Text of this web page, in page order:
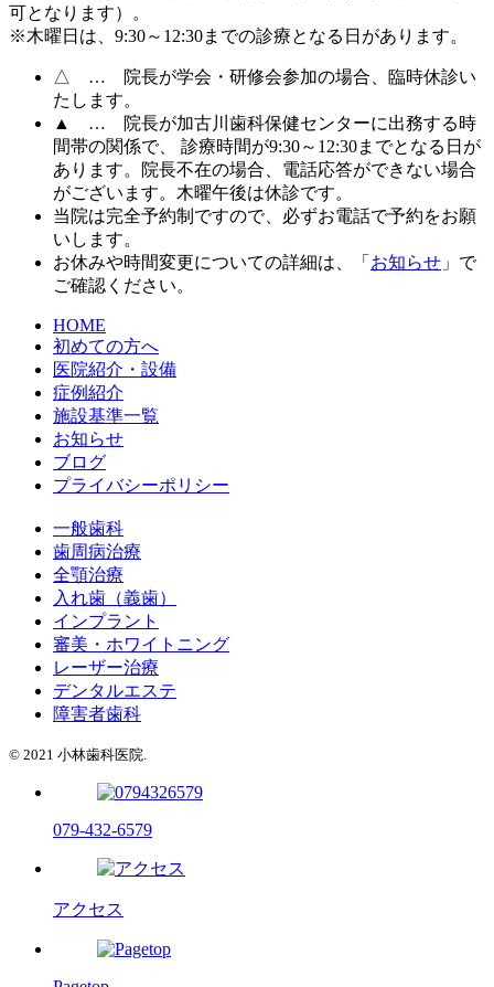
可となります）。
※木曜日は、9:30～12:30までの診療となる日があります。
△
… 院長が学会・研修会参加の場合、臨時休診い
たします。
▲
… 院長が加古川歯科保健センターに出務する時
間帯の関係で、 診療時間が9:30～12:30までとなる日が
あります。院長不在の場合、電話応答ができない場合
がございます。木曜午後は休診です。
当院は完全予約制ですので、必ずお電話で予約をお願
いします。
お休みや時間変更についての詳細は、「 お知らせ 」で
ご確認ください。
HOME
初めての方へ
医院紹介・設備
症例紹介
施設基準一覧
お知らせ
ブログ
プライバシーポリシー
一般歯科
歯周病治療
全顎治療
入れ歯（義歯）
インプラント
審美・ホワイトニング
レーザー治療
デンタルエステ
障害者歯科
© 2021 小林歯科医院.
079-432-6579
アクセス